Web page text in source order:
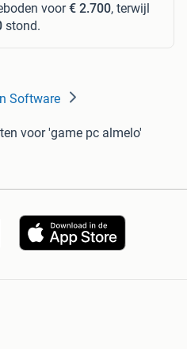
voor€ 2.700, terwijl
stond.
Software
voor 'game pc almelo'